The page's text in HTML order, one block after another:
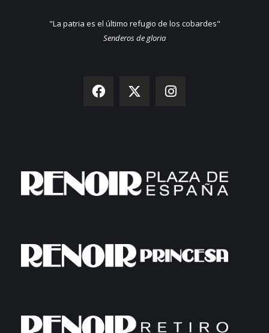
"La patria es el último refugio de los cobardes"
Senderos de gloria